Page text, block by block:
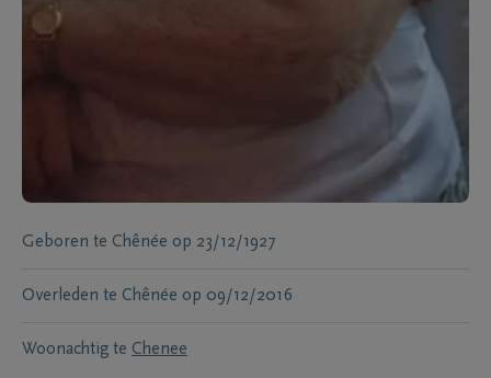
Geboren te Chênée op 23/12/1927
Overleden te Chênée op 09/12/2016
Woonachtig te Chenee